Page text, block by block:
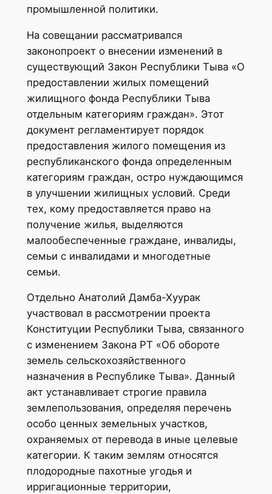
промышленной политики.
На совещании рассматривался
законопроект о внесении изменений в
существующий Закон Республики Тыва «О
предоставлении жилых помещений
жилищного фонда Республики Тыва
отдельным категориям граждан». Этот
документ регламентирует порядок
предоставления жилого помещения из
республиканского фонда определенным
категориям граждан, остро нуждающимся
в улучшении жилищных условий. Среди
тех, кому предоставляется право на
получение жилья, выделяются
малообеспеченные граждане, инвалиды,
семьи с инвалидами и многодетные
семьи.
Отдельно Анатолий Дамба-Хуурак
участвовал в рассмотрении проекта
Конституции Республики Тыва, связанного
с изменением Закона РТ «Об обороте
земель сельскохозяйственного
назначения в Республике Тыва». Данный
акт устанавливает строгие правила
землепользования, определяя перечень
особо ценных земельных участков,
охраняемых от перевода в иные целевые
категории. К таким землям относятся
плодородные пахотные угодья и
ирригационные территории,